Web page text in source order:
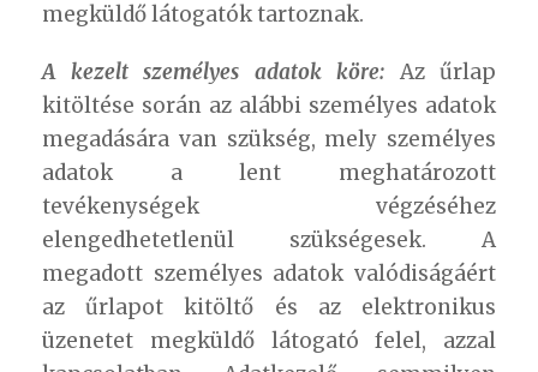
megküldő látogatók tartoznak.
A kezelt személyes adatok köre: Az űrlap
kitöltése során az alábbi személyes adatok
megadására van szükség, mely személyes
adatok a lent meghatározott
tevékenységek végzéséhez
elengedhetetlenül szükségesek. A
megadott személyes adatok valódiságáért
az űrlapot kitöltő és az elektronikus
üzenetet megküldő látogató felel, azzal